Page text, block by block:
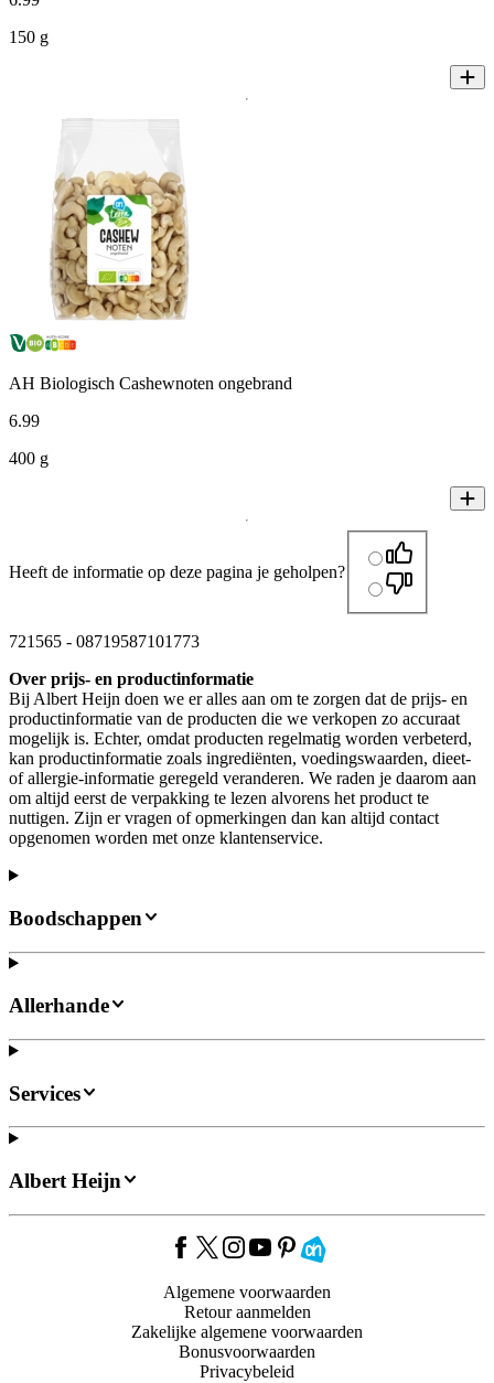
150 g
AH Biologisch Cashewnoten ongebrand
6.99
400 g
Heeft de informatie op deze pagina je geholpen?
721565 - 08719587101773
Over prijs- en productinformatie
Bij Albert Heijn doen we er alles aan om te zorgen dat de prijs- en
productinformatie van de producten die we verkopen zo accuraat
mogelijk is. Echter, omdat producten regelmatig worden verbeterd,
kan productinformatie zoals ingrediënten, voedingswaarden, dieet-
of allergie-informatie geregeld veranderen. We raden je daarom aan
om altijd eerst de verpakking te lezen alvorens het product te
nuttigen. Zijn er vragen of opmerkingen dan kan altijd contact
opgenomen worden met onze klantenservice.
Boodschappen
Allerhande
Services
Albert Heijn
Algemene voorwaarden
Retour aanmelden
Zakelijke algemene voorwaarden
Bonusvoorwaarden
Privacybeleid